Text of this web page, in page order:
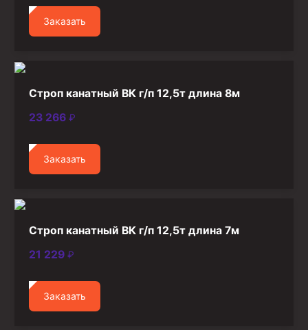
Стропы канатные
Стропы текстильные
Заказать
Строп канатный ВК г/п 12,5т длина 8м
23 266 ₽
Заказать
Строп канатный ВК г/п 12,5т длина 7м
21 229 ₽
Заказать